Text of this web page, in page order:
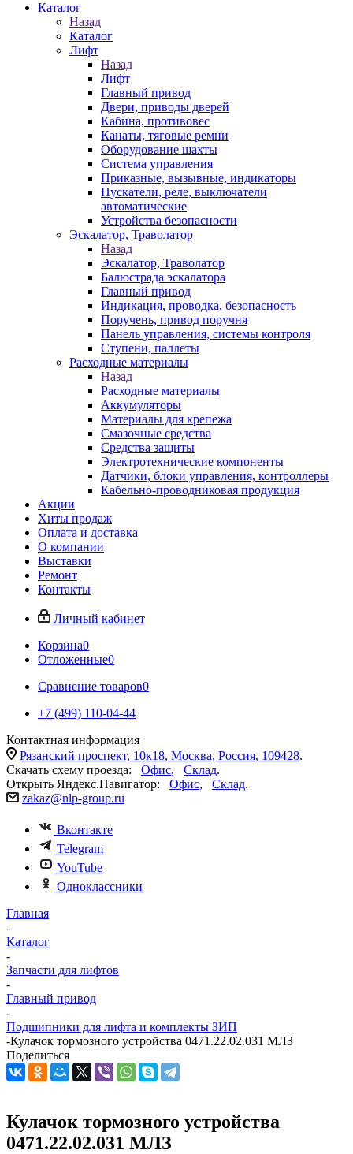
Каталог
Назад
Каталог
Лифт
Назад
Лифт
Главный привод
Двери, приводы дверей
Кабина, противовес
Канаты, тяговые ремни
Оборудование шахты
Система управления
Приказные, вызывные, индикаторы
Пускатели, реле, выключатели
автоматические
Устройства безопасности
Эскалатор, Траволатор
Назад
Эскалатор, Траволатор
Балюстрада эскалатора
Главный привод
Индикация, проводка, безопасность
Поручень, привод поручня
Панель управления, системы контроля
Ступени, паллеты
Расходные материалы
Назад
Расходные материалы
Аккумуляторы
Материалы для крепежа
Смазочные средства
Средства защиты
Электротехнические компоненты
Датчики, блоки управления, контроллеры
Кабельно-проводниковая продукция
Акции
Хиты продаж
Оплата и доставка
О компании
Выставки
Ремонт
Контакты
Личный кабинет
Корзина0
Отложенные0
Сравнение товаров0
+7 (499) 110-04-44
Контактная информация
Рязанский проспект, 10к18, Москва, Россия, 109428.
Скачать схему проезда: Офис, Склад.
Открыть Яндекс.Навигатор: Офис, Склад.
zakaz@nlp-group.ru
Вконтакте
Telegram
YouTube
Одноклассники
Главная
-
Каталог
-
Запчасти для лифтов
-
Главный привод
-
Подшипники для лифта и комплекты ЗИП
-Кулачок тормозного устройства 0471.22.02.031 МЛЗ
Поделиться
Кулачок тормозного устройства
0471.22.02.031 МЛЗ